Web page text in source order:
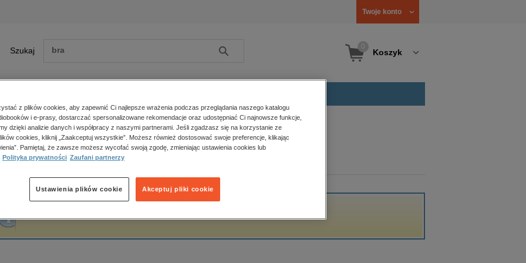
Twoje konto
Szukaj Szukaj Koszyk
Zobacz wszystkie E-prasa
polityka, społeczno-informacyjne
psychologiczne
popularno-naukowe
historia
główna Alan Cohen
Cohen
z plików cookies, aby zapewnić Ci najlepsze wrażenia podczas przeglądania naszego katalogu
i e-prasy, dostarczać spersonalizowane rekomendacje oraz udostępniać Ci najnowsze funkcje,
dzięki analizie danych i współpracy z naszymi partnerami. Jeśli zgadzasz się na korzystanie ze
cookies, kliknij „Zaakceptuj wszystkie”. Możesz również dostosować swoje preferencje, klikając
Pamiętaj, że zawsze możesz wycofać swoją zgodę, zmieniając ustawienia cookies lub
Polityka prywatności Zaufani partnerzy
Akceptuj pliki cookie
Ustawienia plików cookie